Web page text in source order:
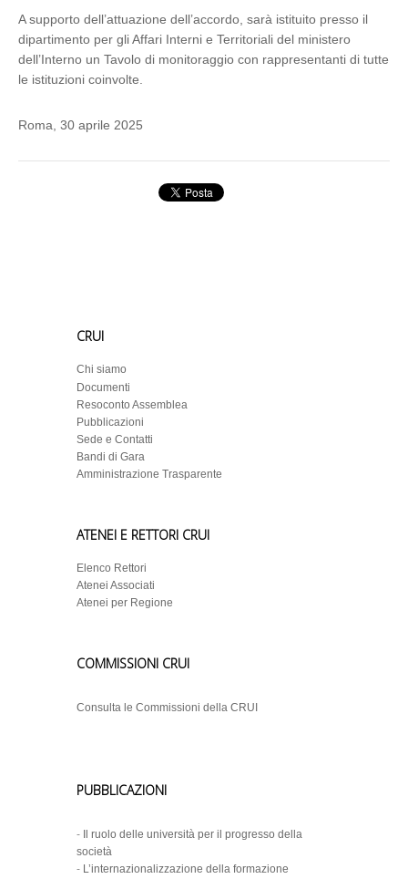
A supporto dell’attuazione dell’accordo, sarà istituito presso il
dipartimento per gli Affari Interni e Territoriali del ministero
dell’Interno un Tavolo di monitoraggio con rappresentanti di tutte
le istituzioni coinvolte.
Roma, 30 aprile 2025
CRUI
Chi siamo
Documenti
Resoconto Assemblea
Pubblicazioni
Sede e Contatti
Bandi di Gara
Amministrazione Trasparente
ATENEI E RETTORI CRUI
Elenco Rettori
Atenei Associati
Atenei per Regione
COMMISSIONI CRUI
Consulta le Commissioni della CRUI
PUBBLICAZIONI
-
Il ruolo delle università per il progresso della
società
- L’internazionalizzazione della formazione